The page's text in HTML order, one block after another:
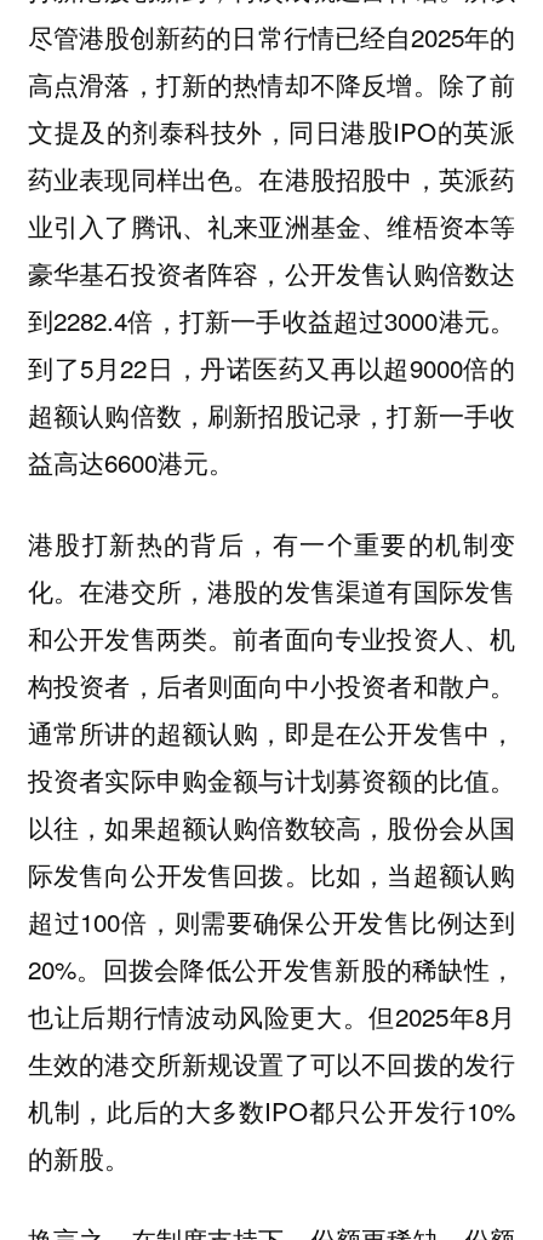
尽管港股创新药的日常行情已经自2025年的
高点滑落，打新的热情却不降反增。除了前
文提及的剂泰科技外，同日港股IPO的英派
药业表现同样出色。在港股招股中，英派药
业引入了腾讯、礼来亚洲基金、维梧资本等
豪华基石投资者阵容，公开发售认购倍数达
到2282.4倍，打新一手收益超过3000港元。
到了5月22日，丹诺医药又再以超9000倍的
超额认购倍数，刷新招股记录，打新一手收
益高达6600港元。
港股打新热的背后，有一个重要的机制变
化。在港交所，港股的发售渠道有国际发售
和公开发售两类。前者面向专业投资人、机
构投资者，后者则面向中小投资者和散户。
通常所讲的超额认购，即是在公开发售中，
投资者实际申购金额与计划募资额的比值。
以往，如果超额认购倍数较高，股份会从国
际发售向公开发售回拨。比如，当超额认购
超过100倍，则需要确保公开发售比例达到
20%。回拨会降低公开发售新股的稀缺性，
也让后期行情波动风险更大。但2025年8月
生效的港交所新规设置了可以不回拨的发行
机制，此后的大多数IPO都只公开发行10%
的新股。